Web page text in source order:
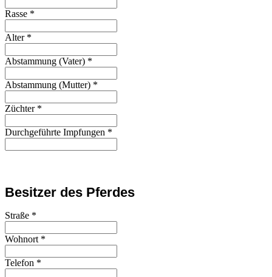
Rasse *
Alter *
Abstammung (Vater) *
Abstammung (Mutter) *
Züchter *
Durchgeführte Impfungen *
Besitzer des Pferdes
Straße *
Wohnort *
Telefon *